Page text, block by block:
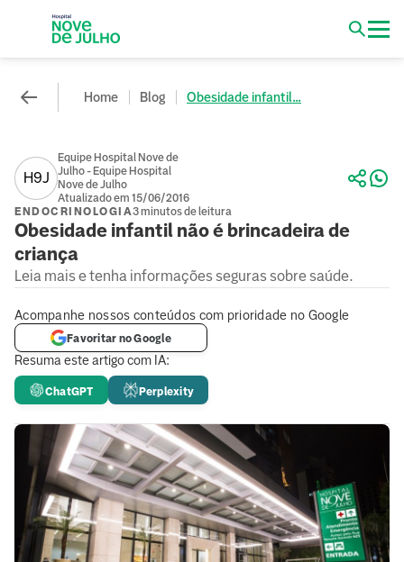
Home Blog Obesidade infantil...
H9J
Equipe Hospital Nove de
Julho - Equipe Hospital
Nove de Julho
Atualizado em 15/06/2016
ENDOCRINOLOGIA3 minutos de leitura
Obesidade infantil não é brincadeira de
criança
Leia mais e tenha informações seguras sobre saúde.
Resuma este artigo com IA:
ChatGPT Perplexity
Acompanhe nossos conteúdos com prioridade no Google
Favoritar no Google